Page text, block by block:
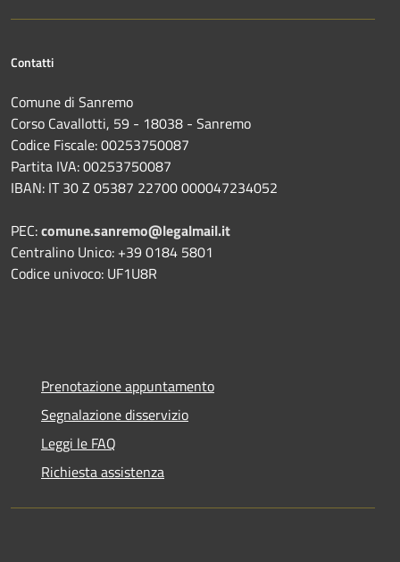
Contatti
Comune di Sanremo
Corso Cavallotti, 59 - 18038 - Sanremo
Codice Fiscale: 00253750087
Partita IVA: 00253750087
IBAN: IT 30 Z 05387 22700 000047234052
PEC:comune.sanremo@legalmail.it
Centralino Unico: +39 0184 5801
Codice univoco: UF1U8R
Prenotazione appuntamento
Segnalazione disservizio
Leggi le FAQ
Richiesta assistenza